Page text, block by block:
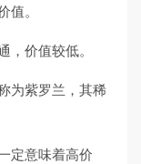
值。
，价值较低。
为紫罗兰，其稀
定意味着高价